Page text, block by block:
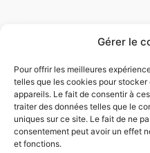
Gérer le
Pour offrir les meilleures
telles que les cookies pour
appareils. Le fait de consentir à
traiter des données telles que le
uniques sur ce site. Le fait de ne
consentement peut avoir un effet
et fonctions.